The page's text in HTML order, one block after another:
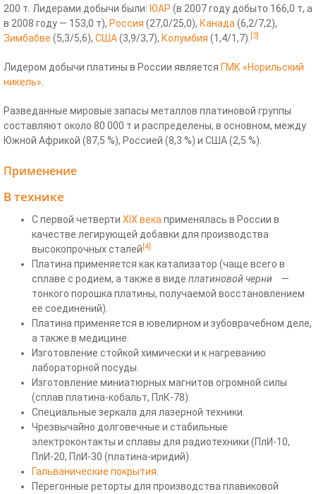
200 т. Лидерами добычи были: ЮАР (в 2007 году добыто 166,0 т, а
в 2008 году — 153,0 т), Россия (27,0/25,0), Канада (6,2/7,2),
Зимбабве (5,3/5,6), США(3,9/3,7), Колумбия (1,4/1,7). [3]
Лидером добычи платины в России является ГМК «Норильский
никель»
Разведанные мировые запасы металлов платиновой группы
составляют около 80 000 т и распределены, в основном, между
Южной Африкой (87,5 %), Россией (8,3 %) и США (2,5 %).
Применение
В технике
С первой четверти XIX века применялась в России в
качестве легирующей добавки для производства
высокопрочных сталей [4]
Платина применяется как катализатор (чаще всего в
сплаве с родием, а также в виде платиновой черни
—
тонкого порошка платины, получаемой восстановлением
ее соединений).
Платина применяется в ювелирном и зубоврачебном деле,
а также в медицине.
Изготовление стойкой химически и к нагреванию
лабораторной посуды.
Изготовление миниатюрных магнитов огромной силы
(сплав платина-кобальт, ПлК-78).
Специальные зеркала для лазерной техники.
Чрезвычайно долговечные и стабильные
электроконтакты и сплавы для радиотехники (ПлИ-10,
ПлИ-20, ПлИ-30 (платина-иридий).
Гальванические покрытия
Перегонные реторты для производства плавиковой